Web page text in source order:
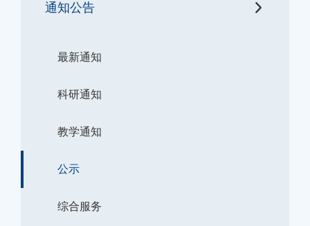
通知公告
最新通知
科研通知
教学通知
公示
综合服务